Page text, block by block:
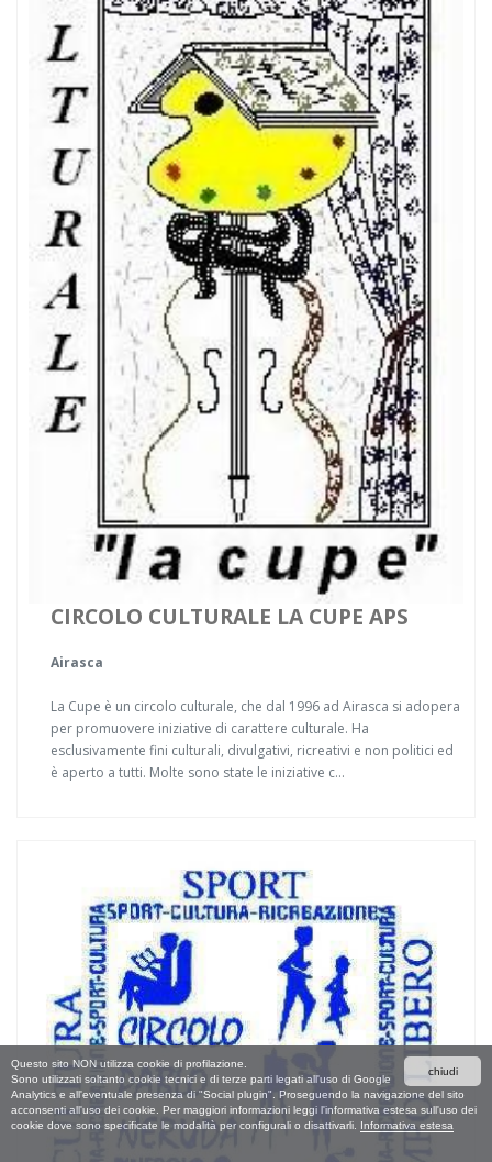
chiudi
Questo sito NON utilizza cookie di profilazione.
Sono utilizzati soltanto cookie tecnici e di terze parti legati all'uso di Google
Analytics e all'eventuale presenza di "Social plugin". Proseguendo la navigazione del sito
acconsenti all'uso dei cookie. Per maggiori informazioni leggi l'informativa estesa sull'uso dei
cookie dove sono specificate le modalità per configurali o disattivarli. Informativa estesa
CIRCOLO CULTURALE LA CUPE APS
Airasca
La Cupe è un circolo culturale, che dal 1996 ad Airasca si adopera
per promuovere iniziative di carattere culturale. Ha
esclusivamente fini culturali, divulgativi, ricreativi e non politici ed
è aperto a tutti. Molte sono state le iniziative c...